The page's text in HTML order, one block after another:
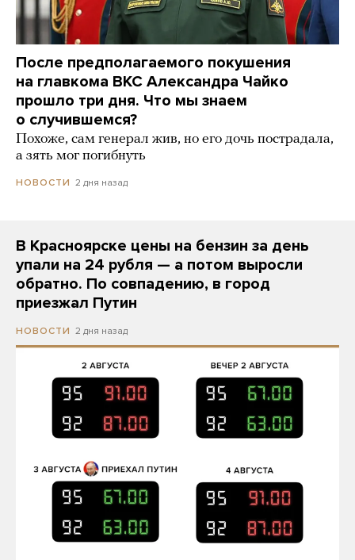
После предполагаемого покушения
на главкома ВКС Александра Чайко
прошло три дня. Что мы знаем
о случившемся?
Похоже, сам генерал жив, но его дочь пострадала,
а зять мог погибнуть
НОВОСТИ 2 дня назад
В Красноярске цены на бензин за день
упали на 24 рубля — а потом выросли
обратно. По совпадению, в город
приезжал Путин
НОВОСТИ 2 дня назад